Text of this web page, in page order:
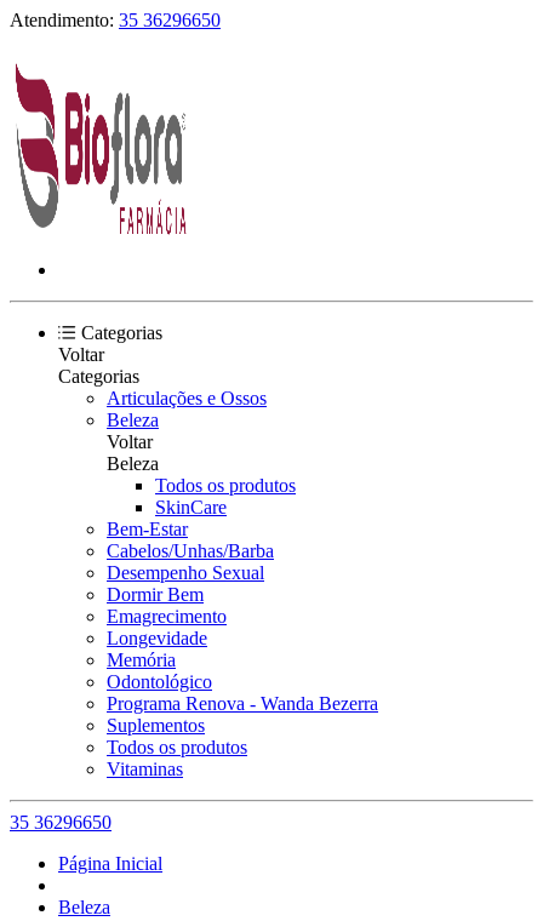
Atendimento: 35 36296650
Categorias
Voltar
Categorias
Articulações e Ossos
Beleza
Voltar
Beleza
Todos os produtos
SkinCare
Bem-Estar
Cabelos/Unhas/Barba
Desempenho Sexual
Dormir Bem
Emagrecimento
Longevidade
Memória
Odontológico
Programa Renova - Wanda Bezerra
Suplementos
Todos os produtos
Vitaminas
35 36296650
Página Inicial
Beleza